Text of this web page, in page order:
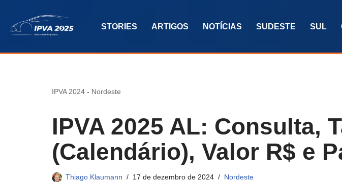
Pular
o
STORIES ARTIGOS NOTÍCIAS SUDESTE SUL
IPVA 2024 - Nordeste
IPVA 2025 AL: Consulta,
(Calendário), Valor R$ e
Thiago Klaumann 17 de dezembro de 2024 Nordeste